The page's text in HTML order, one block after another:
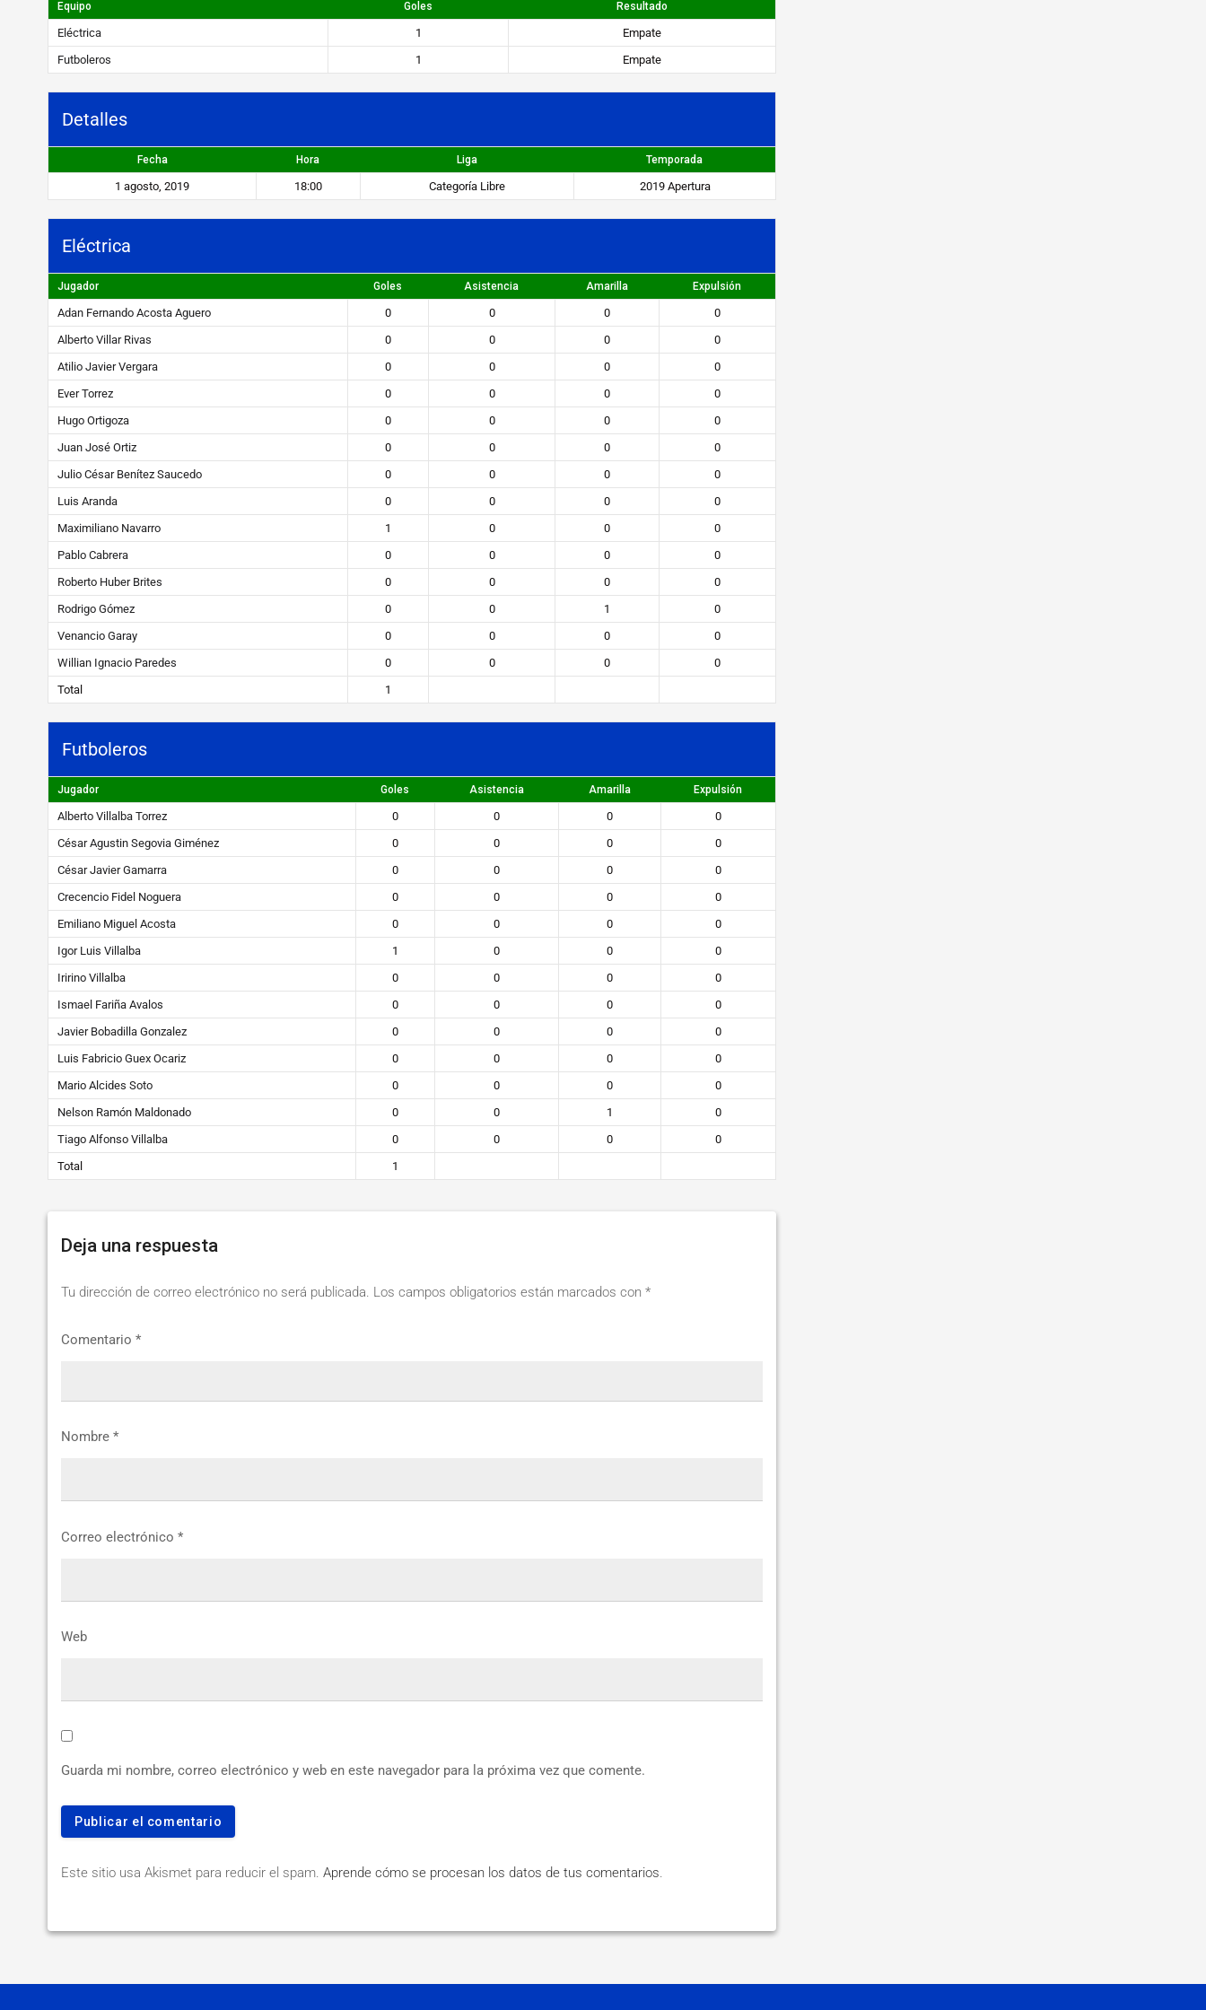
v
F
t
o
l
e
r
o
STEIBI
https://steibi.org.py/wp-
content/uploads/2019/04/STEIBI-
WEB-
2.png
Equipo Goles Resultado
Eléctrica 1
Empate
Futboleros
1 Empate
Detalles
Fecha Hora Liga Temporada
1 agosto, 2019 18:00 Categoría Libre 2019 Apertura
Eléctrica
Jugador Goles Asistencia Amarilla Expulsión
Adan Fernando Acosta Aguero 0 0 0
0
Alberto Villar Rivas
0 0 0
0
Atilio Javier Vergara
0 0 0
0
Ever Torrez
0 0 0
0
Hugo Ortigoza
0 0 0
0
Juan José Ortiz
0 0 0
0
Julio César Benítez Saucedo
0 0 0
0
Luis Aranda
0 0 0
0
Maximiliano Navarro
1 0 0
0
Pablo Cabrera
0 0 0
0
Roberto Huber Brites
0 0 0
0
Rodrigo Gómez
0 0 1
0
Venancio Garay
0 0 0
0
Willian Ignacio Paredes
0 0 0
0
Total
1
Futboleros
Jugador Goles Asistencia Amarilla Expulsión
Alberto Villalba Torrez 0 0 0
0
César Agustin Segovia Giménez
0 0 0
0
César Javier Gamarra
0 0 0
0
Crecencio Fidel Noguera
0 0 0
0
Emiliano Miguel Acosta
0 0 0
0
Igor Luis Villalba
1 0 0
0
Iririno Villalba
0 0 0
0
Ismael Fariña Avalos
0 0 0
0
Javier Bobadilla Gonzalez
0 0 0
0
Luis Fabricio Guex Ocariz
0 0 0
0
Mario Alcides Soto
0 0 0
0
Nelson Ramón Maldonado
0 0 1
0
Tiago Alfonso Villalba
0 0 0
0
Total
1
Deja una respuesta
Tu dirección de correo electrónico no será publicada. Los campos obligatorios están marcados con *
Comentario *
Nombre *
Correo electrónico *
Web
Guarda mi nombre, correo electrónico y web en este navegador para la próxima vez que comente.
Este sitio usa Akismet para reducir el spam. Aprende cómo se procesan los datos de tus comentarios.